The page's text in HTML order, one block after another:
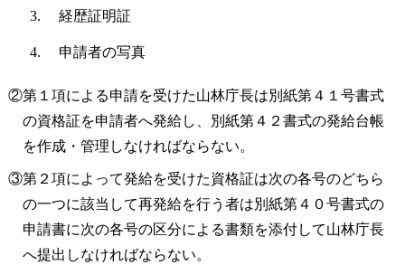
経歴証明証
申請者の写真
②第１項による申請を受けた山林庁長は別紙第４１号書式
の資格証を申請者へ発給し、別紙第４２書式の発給台帳
を作成・管理しなければならない。
③第２項によって発給を受けた資格証は次の各号のどちら
の一つに該当して再発給を行う者は別紙第４０号書式の
申請書に次の各号の区分による書類を添付して山林庁長
へ提出しなければならない。